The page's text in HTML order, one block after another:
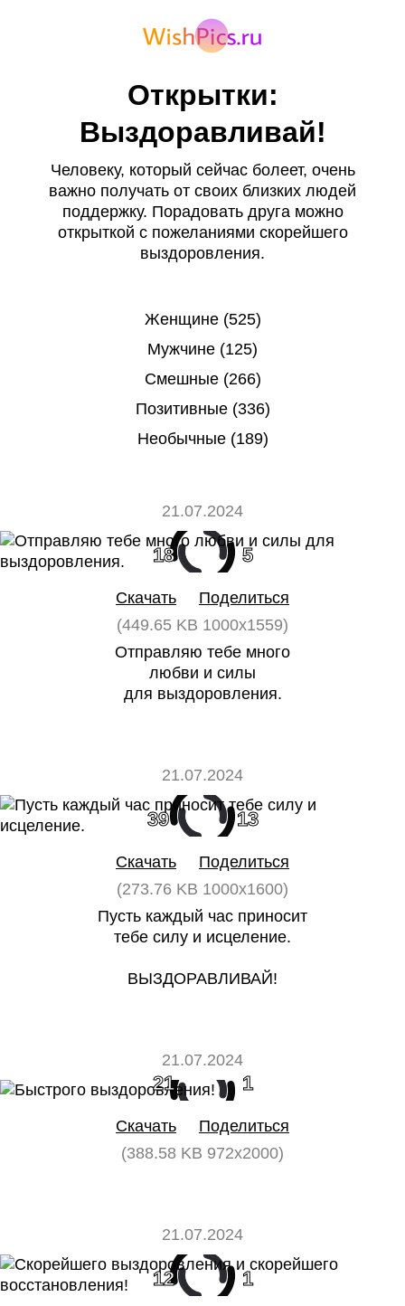
Открытки:
Выздоравливай!
Человеку, который сейчас болеет, очень
важно получать от своих близких людей
поддержку. Порадовать друга можно
открыткой с пожеланиями скорейшего
выздоровления.
Женщине (525)
Мужчине (125)
Смешные (266)
Позитивные (336)
Необычные (189)
21.07.2024
18 5
Скачать
Поделиться
(449.65 KB 1000x1559)
Отправляю тебе много
любви и силы
для выздоровления.
21.07.2024
39 13
Скачать
Поделиться
(273.76 KB 1000x1600)
Пусть каждый час приносит
тебе силу и исцеление.
ВЫЗДОРАВЛИВАЙ!
21.07.2024
21 1
Скачать
Поделиться
(388.58 KB 972x2000)
21.07.2024
12 1